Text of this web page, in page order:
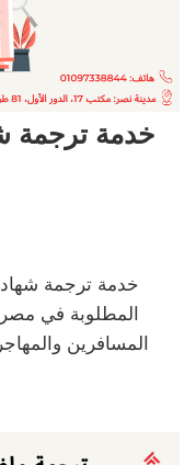
خدمة ترجمة
خدمة ترجمة
المطلوبة في
المسافرين